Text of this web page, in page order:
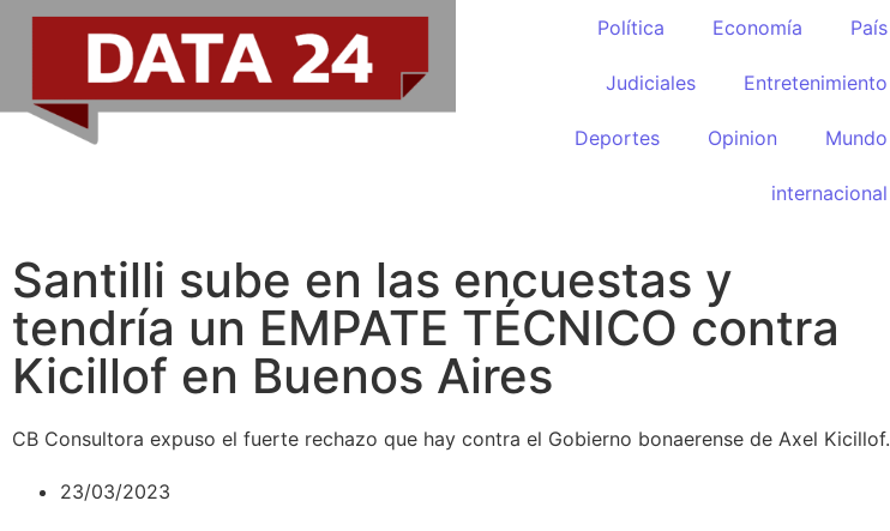
Política Economía País
Judiciales Entretenimiento
Deportes Opinion Mundo
internacional
Santilli sube en las encuestas y
tendría un EMPATE TÉCNICO contra
Kicillof en Buenos Aires
CB Consultora expuso el fuerte rechazo que hay contra el Gobierno bonaerense de Axel Kicillof.
23/03/2023